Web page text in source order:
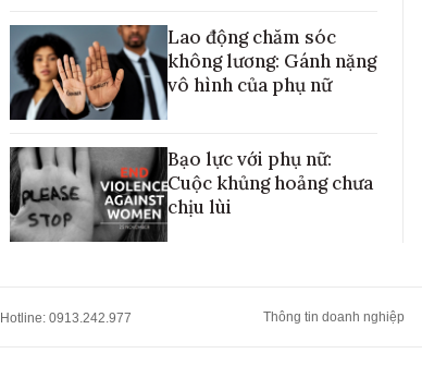
Lao động chăm sóc
không lương: Gánh nặng
vô hình của phụ nữ
Bạo lực với phụ nữ:
Cuộc khủng hoảng chưa
chịu lùi
Hotline: 0913.242.977 Thông tin doanh nghiệp